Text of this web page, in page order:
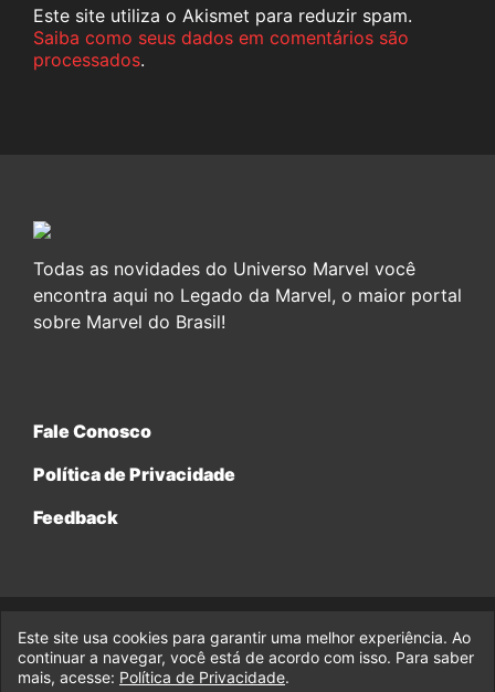
Este site utiliza o Akismet para reduzir spam.
Saiba como seus dados em comentários são
processados.
Todas as novidades do Universo Marvel você
encontra aqui no Legado da Marvel, o maior portal
sobre Marvel do Brasil!
Fale Conosco
Política de Privacidade
Feedback
© 2017-2026 Legado da Marvel, uma empresa da Legado
Enterprises.
Este site usa cookies para garantir uma melhor experiência. Ao
continuar a navegar, você está de acordo com isso. Para saber
mais, acesse: Política de Privacidade.